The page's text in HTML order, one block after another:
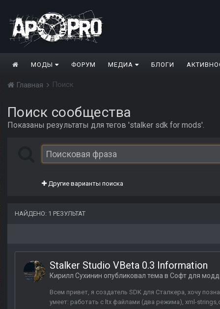
МОДЫ ФОРУМ МЕДИА БЛОГИ
Главная Поиск
Поиск сообщества
Показаны результаты для тегов 'stalker sdk for mods'.
Другие варианты поиска
НАЙДЕНО: 1 РЕЗУЛЬТАТ
Stalker Studio VBeta 0.3 Information
Кирилл Сухинин опубликовал тема в Софт для
Всем привет, я создатель SDK для Сталкера, хочу
умеет: работать с ltx файлами (два режима), xml-